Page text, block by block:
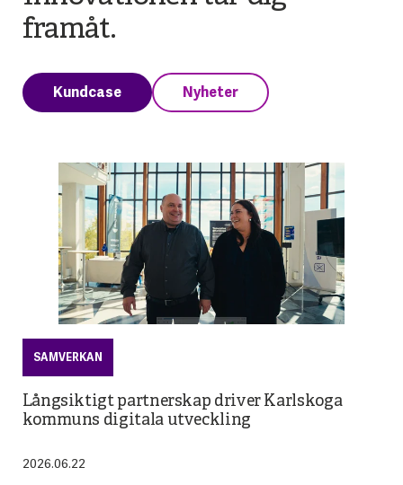
framåt.
Kundcase Nyheter
SAMVERKAN
Långsiktigt partnerskap driver Karlskoga
kommuns digitala utveckling
2026.06.22
SAMVERKAN
Advania och link22 stärker Sveriges
totalförsvar